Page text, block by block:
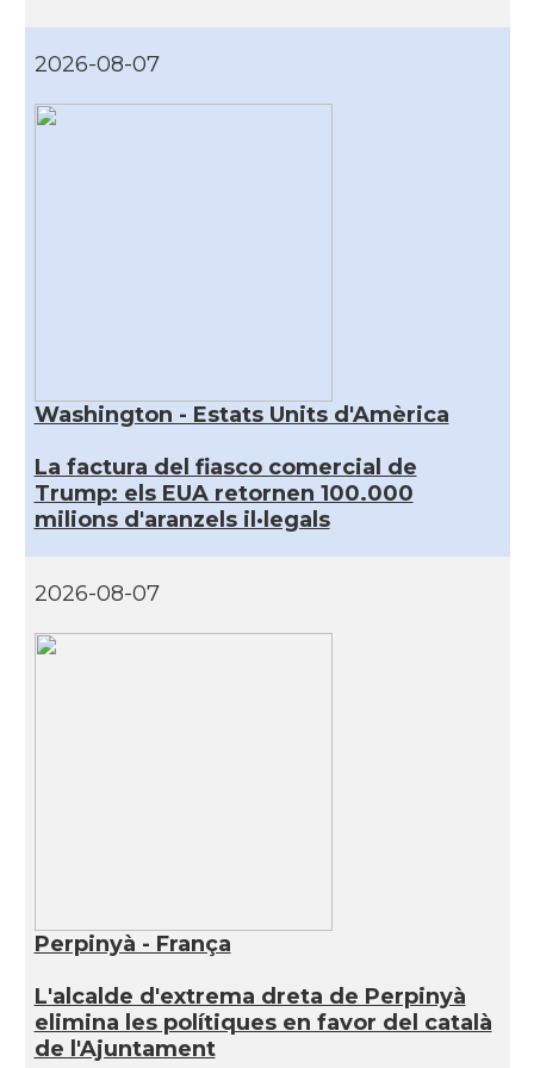
2026-08-07
Washington - Estats Units d'Amèrica
La factura del fiasco comercial de
Trump: els EUA retornen 100.000
milions d'aranzels il·legals
2026-08-07
Perpinyà - França
L'alcalde d'extrema dreta de Perpinyà
elimina les polítiques en favor del català
de l'Ajuntament